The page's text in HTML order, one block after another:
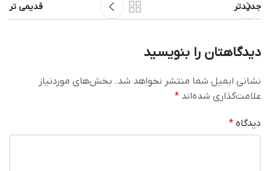
جدیدتر قدیمی تر
دیدگاهتان را بنویسید
نشانی ایمیل شما منتشر نخواهد شد. بخش‌های موردنیاز
علامت‌گذاری شده‌اند *
دیدگاه *